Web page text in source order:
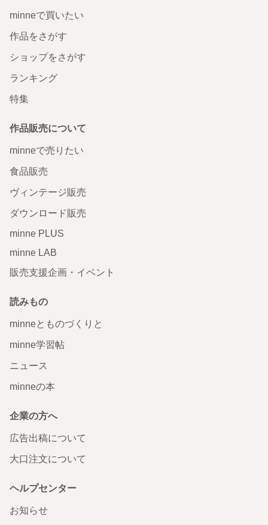
minneで買いたい
作品をさがす
ショップをさがす
ランキング
特集
作品販売について
minneで売りたい
食品販売
ヴィンテージ販売
ダウンロード販売
minne PLUS
minne LAB
販売支援企画・イベント
読みもの
minneとものづくりと
minne学習帖
ニュース
minneの本
企業の方へ
広告出稿について
大口注文について
ヘルプセンター
お知らせ